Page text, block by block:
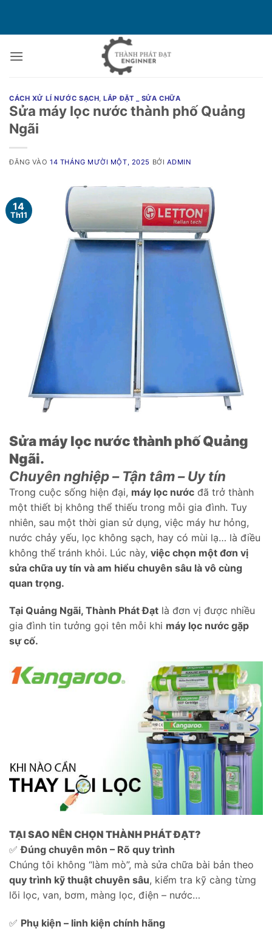
nội
dung
CÁCH XỬ LÍ NƯỚC SẠCH,LẮP ĐẶT _ SỬA CHỮA
Sửa máy lọc nước thành phố Quảng
Ngãi
ĐĂNG VÀO14 THÁNG MƯỜI MỘT, 2025 BỞI ADMIN
14
Th11
Sửa máy lọc nước thành phố Quảng
Ngãi.
Chuyên nghiệp – Tận tâm – Uy tín
Trong cuộc sống hiện đại, máy lọc nước đã trở thành
một thiết bị không thể thiếu trong mỗi gia đình. Tuy
nhiên, sau một thời gian sử dụng, việc máy hư hỏng,
nước chảy yếu, lọc không sạch, hay có mùi lạ… là điều
không thể tránh khỏi. Lúc này, việc chọn một đơn vị
sửa chữa uy tín và am hiểu chuyên sâu là vô cùng
quan trọng.
Tại Quảng Ngãi, Thành Phát Đạt là đơn vị được nhiều
gia đình tin tưởng gọi tên mỗi khi máy lọc nước gặp
sự cố.
TẠI SAO NÊN CHỌN THÀNH PHÁT ĐẠT?
✅Đúng chuyên môn – Rõ quy trình
Chúng tôi không “làm mò”, mà sửa chữa bài bản theo
quy trình kỹ thuật chuyên sâu, kiểm tra kỹ càng từng
lõi lọc, van, bơm, màng lọc, điện – nước…
✅ Phụ kiện – linh kiện chính hãng